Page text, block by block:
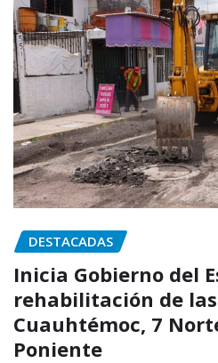
DESTACADAS
Inicia Gobierno del
rehabilitación de
Cuauhtémoc, 7
Poniente